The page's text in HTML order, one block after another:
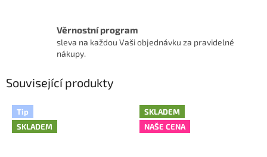
Věrnostní program
sleva na každou Vaši objednávku za pravidelné
nákupy.
Související produkty
Tip
SKLADEM
SKLADEM
NAŠE CENA